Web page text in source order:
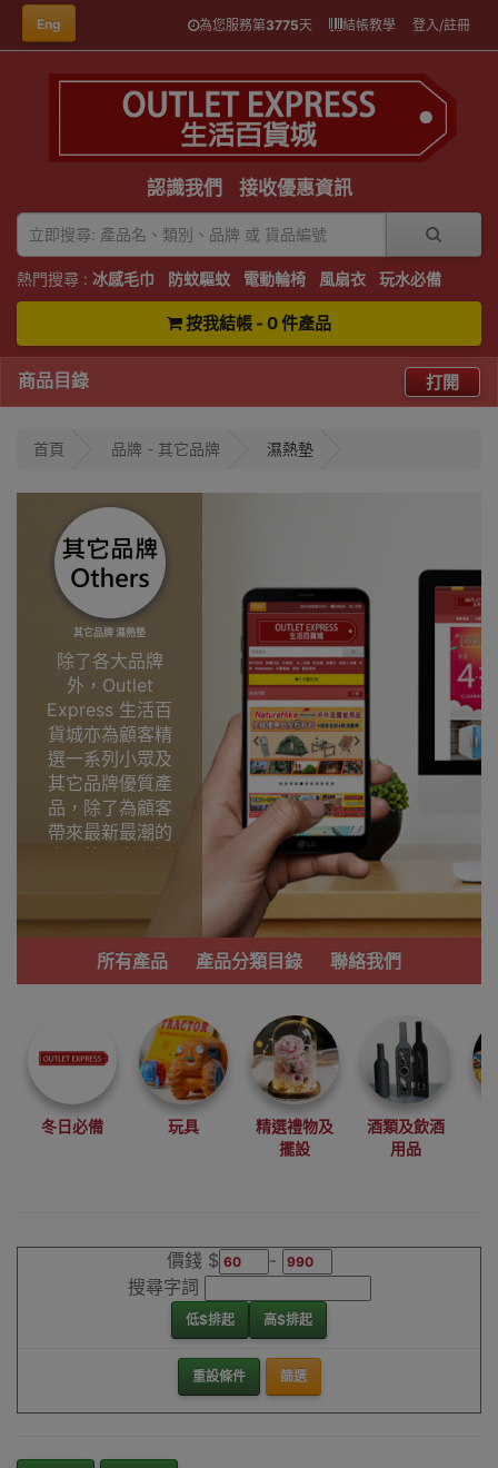
Eng 為您服務第3775天 結帳教學 登入/註冊
認識我們 接收優惠資訊
熱門搜尋 : 冰感毛巾 防蚊驅蚊 電動輪椅 風扇衣 玩水必備
按我結帳 - 0 件產品
商品目錄 打開
首頁 品牌 - 其它品牌 濕熱墊
其它品牌 濕熱墊
除了各大品牌
外，Outlet
Express 生活百
貨城亦為顧客精
選一系列小眾及
其它品牌優質產
品，除了為顧客
帶來最新最潮的
產品外，亦包括
功能齊備的產
品。
我們每月會固定
尋找最更新、最
潮、有特色而且
優惠的優質產
品，從用家的角
度為你帶來你的
最好選擇。
所有產品 產品分類目錄 聯絡我們
冬日必備 玩具
精選禮物及
擺設
酒類及飲酒
用品
價錢 $
-
搜尋字詞
低$排起 高$排起
重設條件 篩選